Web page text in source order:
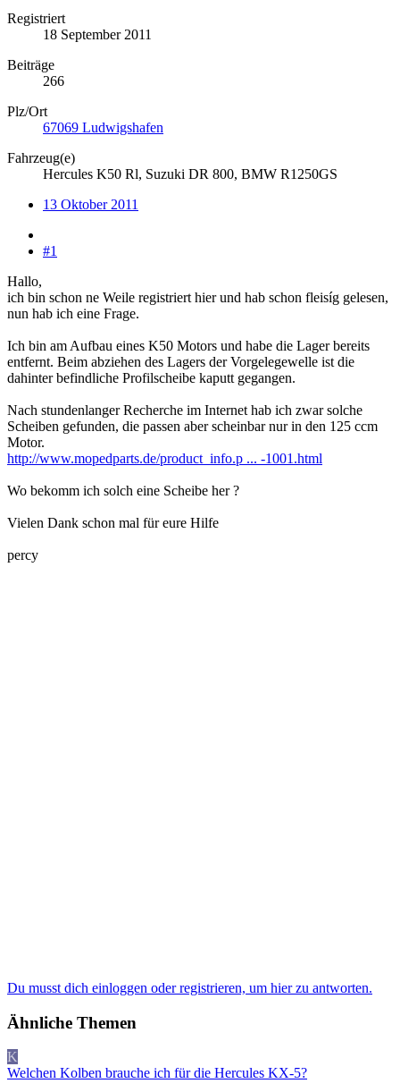
Registriert
18 September 2011
Beiträge
266
Plz/Ort
67069 Ludwigshafen
Fahrzeug(e)
Hercules K50 Rl, Suzuki DR 800, BMW R1250GS
13 Oktober 2011
#1
Hallo,
ich bin schon ne Weile registriert hier und hab schon fleisíg gelesen,
nun hab ich eine Frage.
Ich bin am Aufbau eines K50 Motors und habe die Lager bereits
entfernt. Beim abziehen des Lagers der Vorgelegewelle ist die
dahinter befindliche Profilscheibe kaputt gegangen.
Nach stundenlanger Recherche im Internet hab ich zwar solche
Scheiben gefunden, die passen aber scheinbar nur in den 125 ccm
Motor.
http://www.mopedparts.de/product_info.p ... -1001.html
Wo bekomm ich solch eine Scheibe her ?
Vielen Dank schon mal für eure Hilfe
percy
Du musst dich einloggen oder registrieren, um hier zu antworten.
Ähnliche Themen
K
Welchen Kolben brauche ich für die Hercules KX-5?